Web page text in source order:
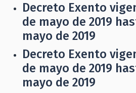
Decreto Exento
de mayo de 2019
mayo de 2019
Decreto Exento
de mayo de 2019
mayo de 2019